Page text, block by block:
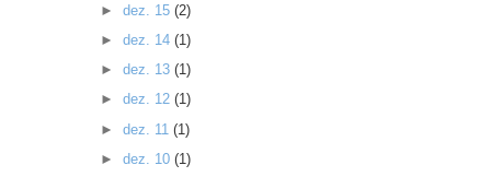
► dez. 15 (2)
► dez. 14 (1)
► dez. 13 (1)
► dez. 12 (1)
► dez. 11 (1)
► dez. 10 (1)